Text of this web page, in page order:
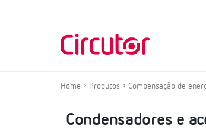
Home Produtos Compensação de
Condensadores e